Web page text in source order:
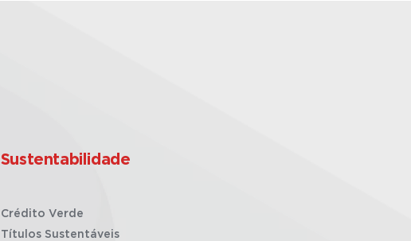
Sustentabilidade
Crédito Verde
Títulos Sustentáveis